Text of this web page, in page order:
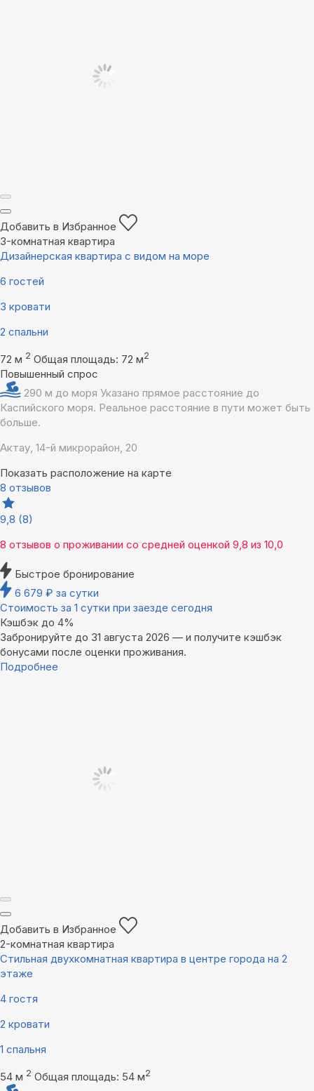
Добавить в Избранное
3-комнатная квартира
Дизайнерская квартира с видом на море
6 гостей
3 кровати
2 спальни
72 м 2 Общая площадь: 72 м2
Повышенный спрос
290 м до моря Указано прямое расстояние до
Каспийского моря. Реальное расстояние в пути может быть
больше.
Актау, 14-й микрорайон, 20
Показать расположение на карте
8 отзывов
9,8 (8)
8 отзывов о проживании со средней оценкой 9,8 из 10,0
Быстрое бронирование
6 679 ₽ за сутки
Стоимость за 1 сутки при заезде сегодня
Кэшбэк до 4%
Забронируйте до 31 августа 2026 — и получите кэшбэк
бонусами после оценки проживания.
Подробнее
Добавить в Избранное
2-комнатная квартира
Стильная двухкомнатная квартира в центре города на 2
этаже
4 гостя
2 кровати
1 спальня
54 м 2 Общая площадь: 54 м2